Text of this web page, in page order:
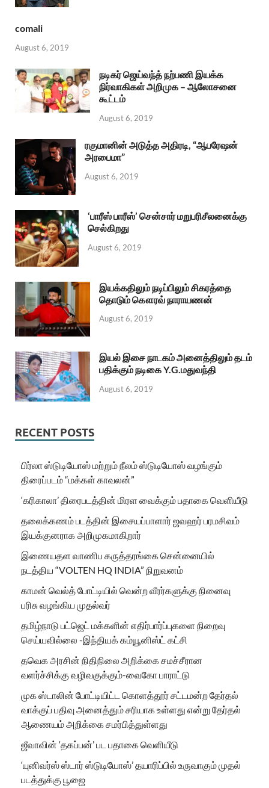
comali
August 6, 2019
நடிகர் ஜெய்வந்த் நற்பணி இயக்க
நிர்வாகிகள் அறிமுக – ஆலோசனை
கூட்டம்
August 6, 2019
ரகுமானின் அடுத்த அதிரடி, “ஆபரேஷன்
அரபைமா”
August 6, 2019
‘பாரீஸ் பாரீஸ்’ சென்சார் மறுபரிசீலனைக்கு
செல்கிறது
August 6, 2019
இயக்கதிலும் நடிப்பிலும் சிகரத்தை
தொடும் கௌரவ் நாராயணன்
August 6, 2019
இயல் இசை நாடகம் அனைத்திலும் தடம்
பதிக்கும் நடிகை Y.G.மதுவந்தி
August 6, 2019
RECENT POSTS
பிர்லா ஸ்டுடியோஸ் மற்றும் நீலம் ஸ்டுடியோஸ் வழங்கும்
திரைப்படம் “மக்கள் காவலன்”
‘கரிகாலா’ திரைபடத்தின் மிரள வைக்கும் பதாகை வெளியீடு
தலைக்கணம் படத்தின் இசையப்பாளார் ஜவஹர் பரமசிவம்
இயக்குனராக அறிமுகமாகிறார்
இணையதள வாணிப கருத்தரங்கை சென்னையில்
நடத்திய “VOLTEN HQ INDIA” நிறுவனம்
காமன் வெல்த் போட்டியில் வென்ற வீரர்களுக்கு நினைவு
பரிசு வழங்கிய முதல்வர்
தமிழ்நாடு பட்ஜெட் மக்களின் எதிர்பார்ப்புகளை நிறைவு
செய்யவில்லை -இந்தியக் கம்யூனிஸ்ட் கட்சி
தவெக அரசின் நிதிநிலை அறிக்கை சமச்சீரான
வளர்ச்சிக்கு வழிவகுக்கும்-வைகோ பாராட்டு
முக ஸ்டாலின் போட்டியிட்ட கொளத்தூர் சட்டமன்ற தேர்தல்
வாக்குப் பதிவு அனைத்தும் சரியாக உள்ளது என்று தேர்தல்
ஆணையம் அறிக்கை சமர்பித்துள்ளது
ஜீவாவின் ‘தகப்பன்’ பட பதாகை வெளியீடு
‘யுனிவர்ஸ் ஸ்டார் ஸ்டுடியோஸ்’ தயாரிப்பில் உருவாகும் முதல்
படத்துக்கு பூஜை